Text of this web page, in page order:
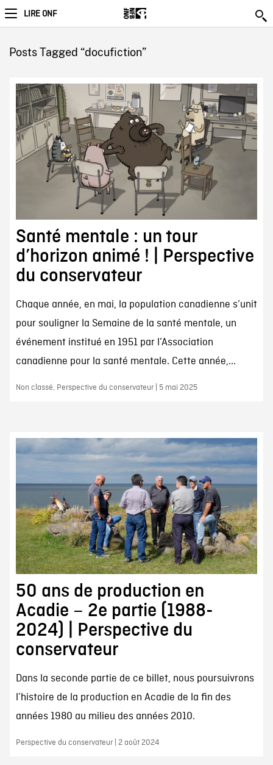
LIRE ONF
Posts Tagged “docufiction”
Santé mentale : un tour
d’horizon animé ! | Perspective
du conservateur
Chaque année, en mai, la population canadienne s’unit
pour souligner la Semaine de la santé mentale, un
événement institué en 1951 par l’Association
canadienne pour la santé mentale. Cette année,...
Non classé, Perspective du conservateur | 5 mai 2025
50 ans de production en
Acadie – 2e partie (1988-
2024) | Perspective du
conservateur
Dans la seconde partie de ce billet, nous poursuivrons
l’histoire de la production en Acadie de la fin des
années 1980 au milieu des années 2010.
Perspective du conservateur | 2 août 2024